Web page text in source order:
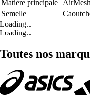
Matière principale
AirMesh
Semelle
Loading...
Loading...
Toutes nos